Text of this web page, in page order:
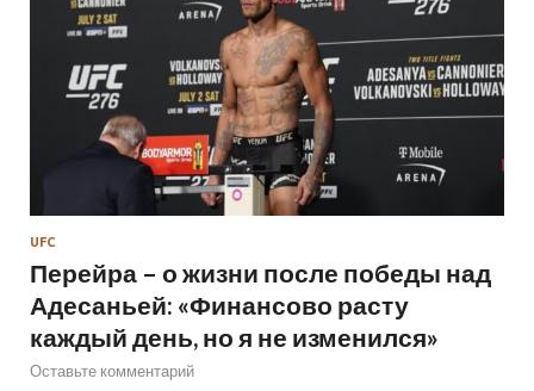
UFC
Перейра – о жизни после победы над
Адесаньей: «Финансово расту
каждый день, но я не изменился»
Оставьте комментарий